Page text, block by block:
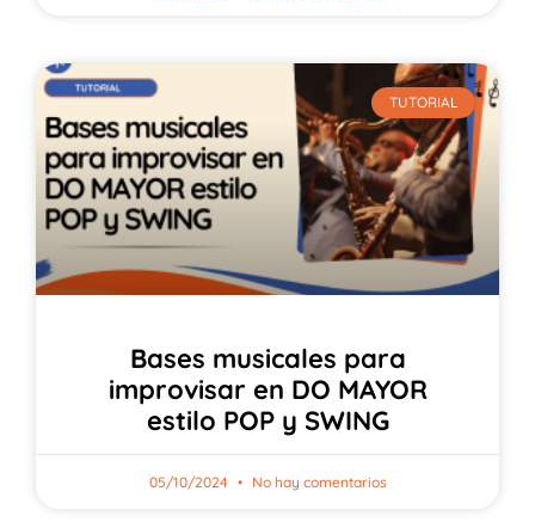
TUTORIAL
Bases musicales para
improvisar en DO MAYOR
estilo POP y SWING
05/10/2024 No hay comentarios